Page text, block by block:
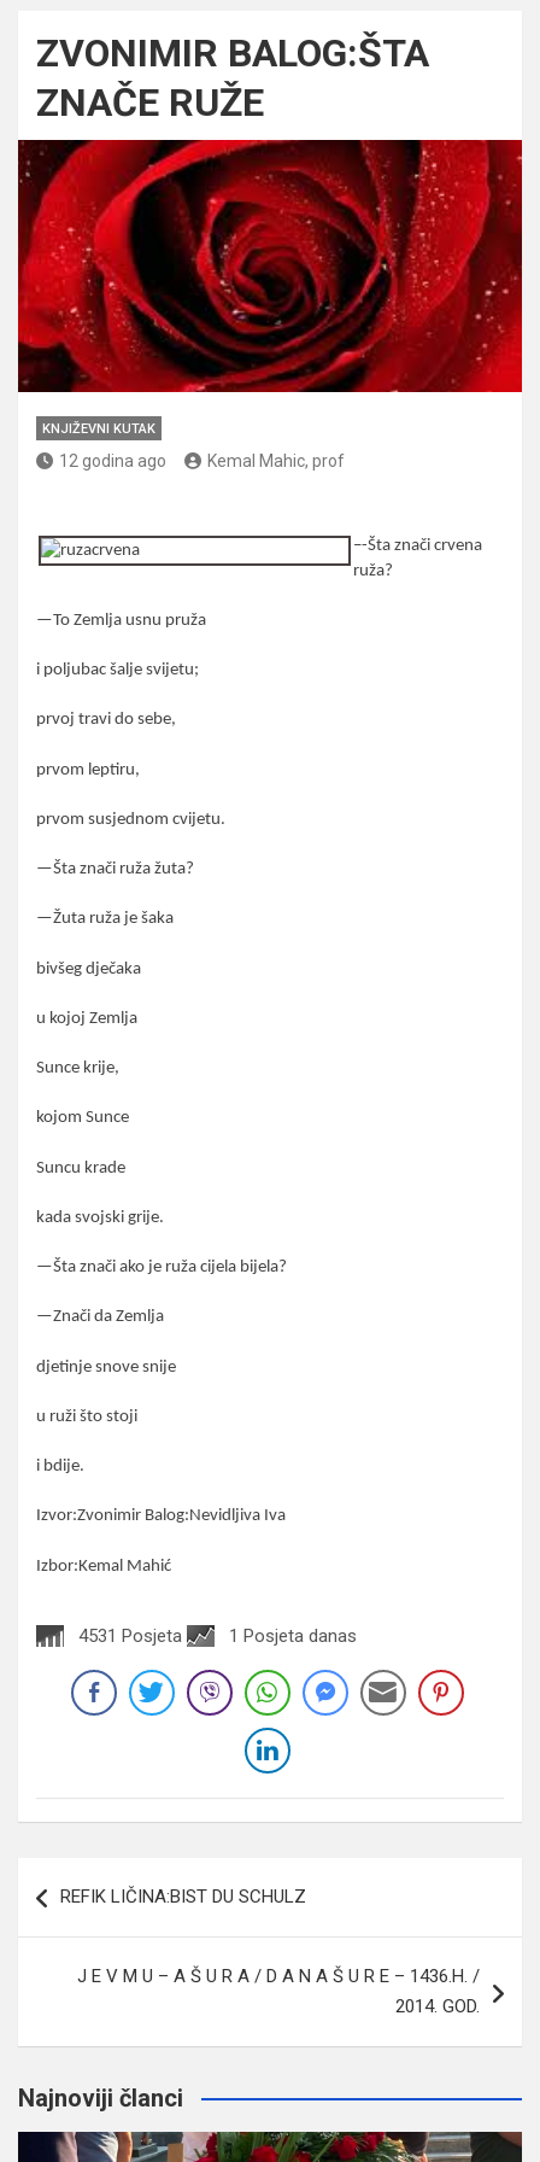
ZVONIMIR BALOG:ŠTA
ZNAČE RUŽE
KNJIŽEVNI KUTAK
12 godina ago Kemal Mahic, prof
–-Šta znači crvena
ruža?
—To Zemlja usnu pruža
i poljubac šalje svijetu;
prvoj travi do sebe,
prvom leptiru,
prvom susjednom cvijetu.
—Šta znači ruža žuta?
—Žuta ruža je šaka
bivšeg dječaka
u kojoj Zemlja
Sunce krije,
kojom Sunce
Suncu krade
kada svojski grije.
—Šta znači ako je ruža cijela bijela?
—Znači da Zemlja
djetinje snove snije
u ruži što stoji
i bdije.
Izvor:Zvonimir Balog:Nevidljiva Iva
Izbor:Kemal Mahić
4531 Posjeta 1 Posjeta danas
članaka
REFIK LIČINA:BIST DU SCHULZ
J E V M U – A Š U R A / D A N A Š U R E – 1436.H. /
2014. GOD.
Najnoviji članci